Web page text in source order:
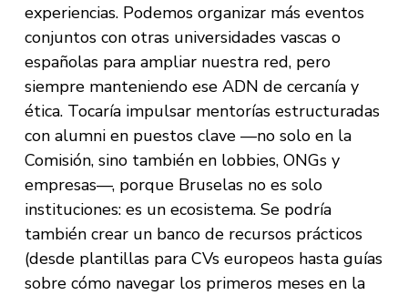
experiencias. Podemos organizar más eventos
conjuntos con otras universidades vascas o
españolas para ampliar nuestra red, pero
siempre manteniendo ese ADN de cercanía y
ética. Tocaría impulsar mentorías estructuradas
con alumni en puestos clave —no solo en la
Comisión, sino también en lobbies, ONGs y
empresas—, porque Bruselas no es solo
instituciones: es un ecosistema. Se podría
también crear un banco de recursos prácticos
(desde plantillas para CVs europeos hasta guías
sobre cómo navegar los primeros meses en la